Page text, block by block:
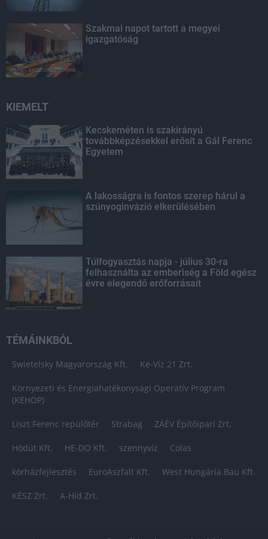
Szakmai napot tartott a megyei
igazgatóság
KIEMELT
Kecskeméten is szakirányú
továbbképzésekkel erősít a Gál Ferenc
Egyetem
A lakosságra is fontos szerep hárul a
szúnyoginvázió elkerülésében
Túlfogyasztás napja - július 30-ra
felhasználta az emberiség a Föld egész
évre elegendő erőforrásait
TÉMÁINKBÓL
Swietelsky Magyarország Kft. Ke-Víz 21 Zrt.
Környezeti és Energiahatékonysági Operatív Program
(KEHOP)
Liszt Ferenc repülőtér Strabag ZÁÉV Építőipari Zrt.
Hódút Kft. HE-DO Kft. szennyvíz Colas
kórházfejlesztés EuroAszfalt Kft. West Hungária Bau Kft.
KÉSZ Zrt. A-Híd Zrt.